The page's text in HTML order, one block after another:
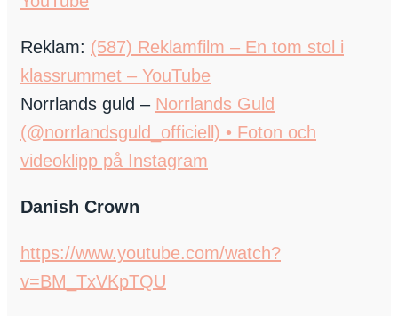
Reklam: (587) Reklamfilm – En tom stol i
klassrummet – YouTube
Norrlands guld – Norrlands Guld
(@norrlandsguld_officiell) • Foton och
videoklipp på Instagram
Danish Crown
https://www.youtube.com/watch?
v=BM_TxVKpTQU